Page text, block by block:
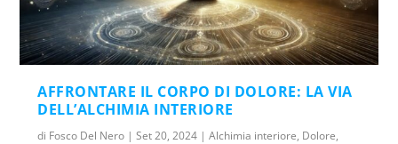
AFFRONTARE IL CORPO DI DOLORE: LA VIA
DELL’ALCHIMIA INTERIORE
di Fosco Del Nero |Set 20, 2024 |Alchimia interiore, Dolore,